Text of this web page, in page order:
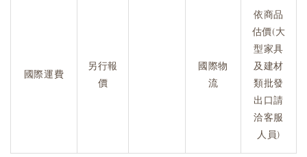
國際運費
另行報
價
國際物
流
依商品
估價(大
型家具
及建材
類批發
出口請
洽客服
人員)